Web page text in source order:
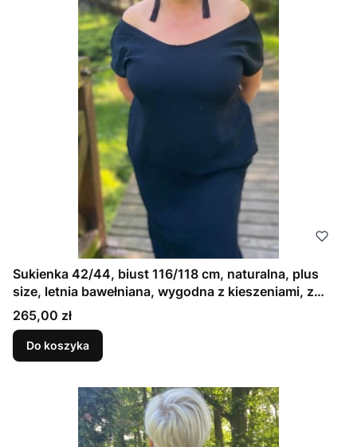
Sukienka 42/44, biust 116/118 cm, naturalna, plus
size, letnia bawełniana, wygodna z kieszeniami, z
pogłębionym dekoltem z tyłu i przodu, ELASTYCZNA
DRESÓWKA CZARNA
Cena
265,00 zł
Do koszyka